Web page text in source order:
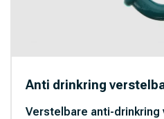
Anti drinkring
Verstelbare anti-drinkring